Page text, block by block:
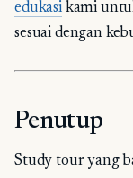
edukasikami
sesuai dengan
Penutup
Study tour yang